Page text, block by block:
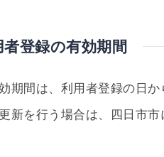
登録の有効期間
期間は、利用者登録の日か
新を行う場合は、四日市市